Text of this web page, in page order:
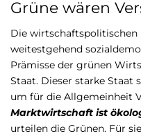
Grüne wären
Die wirtschaftspolitischen
weitestgehend
Prämisse der grünen
Staat. Dieser starke Staat
um für die Allgemeinheit
Marktwirtschaft ist
urteilen die Grünen. Für